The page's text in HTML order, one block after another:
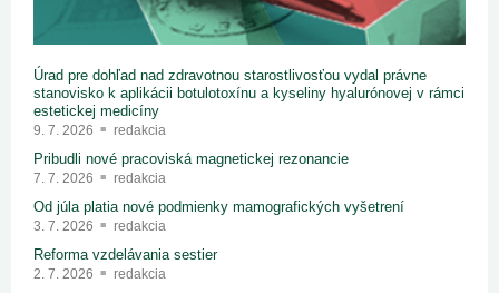
Úrad pre dohľad nad zdravotnou starostlivosťou vydal právne
stanovisko k aplikácii botulotoxínu a kyseliny hyalurónovej v rámci
estetickej medicíny
9. 7. 2026 redakcia
Pribudli nové pracoviská magnetickej rezonancie
7. 7. 2026 redakcia
Od júla platia nové podmienky mamografických vyšetrení
3. 7. 2026 redakcia
Reforma vzdelávania sestier
2. 7. 2026 redakcia